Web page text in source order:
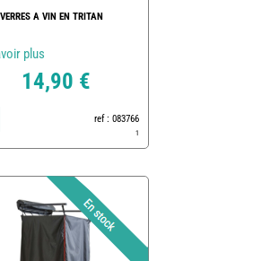
A VIN EN TRITAN
plus
14,90 €
ref : 083766
1